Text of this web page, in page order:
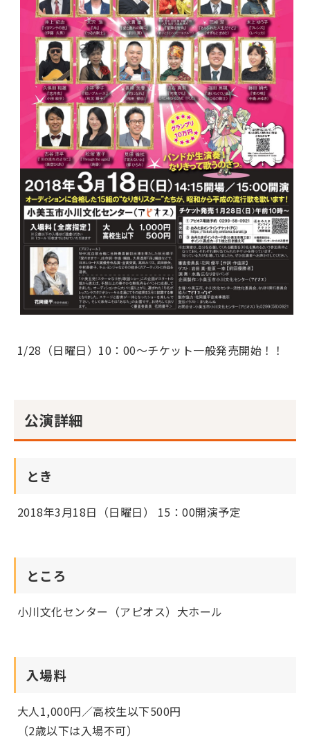
1/28（日曜日）10：00～チケット一般発売開始！！
公演詳細
とき
2018年3月18日（日曜日） 15：00開演予定
ところ
小川文化センター（アピオス）大ホール
入場料
大人1,000円／高校生以下500円
（2歳以下は入場不可）